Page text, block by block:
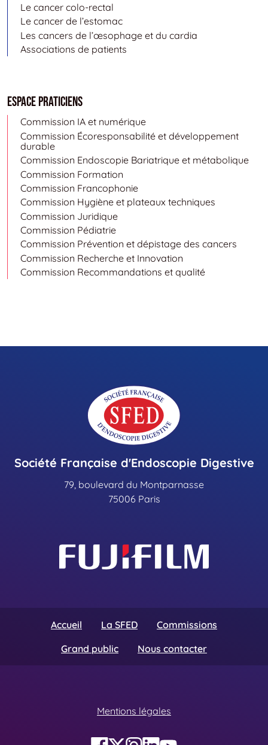
Le cancer colo-rectal
Le cancer de l’estomac
Les cancers de l’œsophage et du cardia
Associations de patients
Espace Praticiens
Commission IA et numérique
Commission Écoresponsabilité et développement
durable
Commission Endoscopie Bariatrique et métabolique
Commission Formation
Commission Francophonie
Commission Hygiène et plateaux techniques
Commission Juridique
Commission Pédiatrie
Commission Prévention et dépistage des cancers
Commission Recherche et Innovation
Commission Recommandations et qualité
Société Française d'Endoscopie Digestive
79, boulevard du Montparnasse
75006 Paris
Accueil La SFED
Commissions
Grand public
Nous contacter
Mentions légales